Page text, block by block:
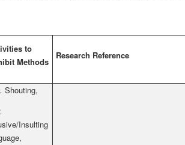
to
Methods
Research Reference
Shouting,
Insulting